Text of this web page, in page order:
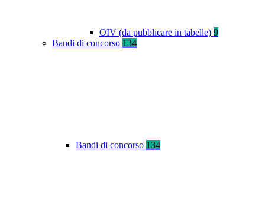
OIV (da pubblicare in tabelle) 9
Bandi di concorso 134
Bandi di concorso 134